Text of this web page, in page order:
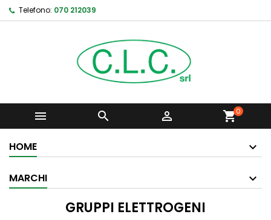
Telefono: 070 212039
   shopping_cart0
HOME
MARCHI
GRUPPI ELETTROGENI